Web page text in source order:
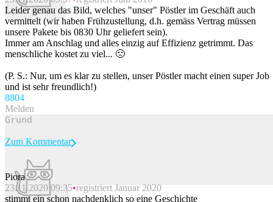
Leider genau das Bild, welches "unser" Pöstler im Geschäft auch
vermittelt (wir haben Frühzustellung, d.h. gemäss Vertrag müssen
unsere Pakete bis 0830 Uhr geliefert sein).
Immer am Anschlag und alles einzig auf Effizienz getrimmt. Das
menschliche kostet zu viel... 🙁
(P. S.: Nur, um es klar zu stellen, unser Pöstler macht einen super Job
und ist sehr freundlich!)
8804
Melden
Beitrag melden
Zum Kommentar
Piora
23.11.2020 09:35 registriert Januar 2020
stimmt ein schon nachdenklich so eine Geschichte